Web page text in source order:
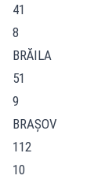
41
8
BRĂILA
51
9
BRAŞOV
112
10